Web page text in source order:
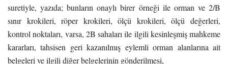
suretiyle, yazıda; bunların onaylı birer örneği ile orman ve 2/B
sınır krokileri, röper krokileri, ölçü krokileri, ölçü değerleri,
kontrol noktaları, varsa, 2B sahaları ile ilgili kesinleşmiş mahkeme
kararları, tahsisen geri kazanılmış eylemli orman alanlarına ait
belgeleri ve ilgili diğer belgelerinin gönderilmesi,